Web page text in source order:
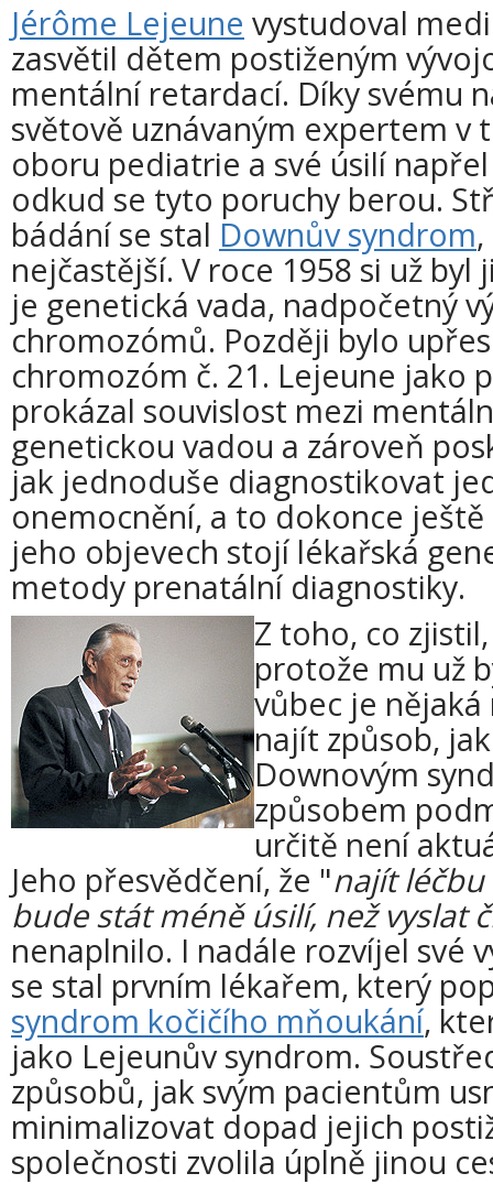
Jérôme Lejeune vystudoval
zasvětil dětem postiženým
mentální retardací. Díky svému
světově uznávaným expertem v
oboru pediatrie a své úsilí
odkud se tyto poruchy berou.
bádání se stal Downův syndrom
nejčastější. V roce 1958 si už
je genetická vada, nadpočetný
chromozómů. Později bylo
chromozóm č. 21. Lejeune jako
prokázal souvislost mezi
genetickou vadou a zároveň
jak jednoduše diagnostikovat
onemocnění, a to dokonce
jeho objevech stojí lékařská
metody prenatální diagnostiky.
Z toho, co
protože mu už
vůbec je
najít způsob,
Downovým
způsobem
určitě není
Jeho přesvědčení, že "najít
bude stát méně úsilí, než vyslat
nenaplnilo. I nadále rozvíjel své
se stal prvním lékařem, který
syndrom kočičího mňoukání,
jako Lejeunův syndrom.
způsobů, jak svým pacientům
minimalizovat dopad jejich
společnosti zvolila úplně jinou